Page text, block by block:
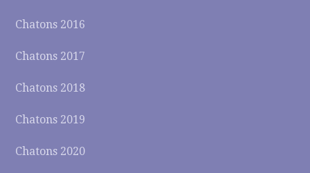
Chatons 2016
Chatons 2017
Chatons 2018
Chatons 2019
Chatons 2020